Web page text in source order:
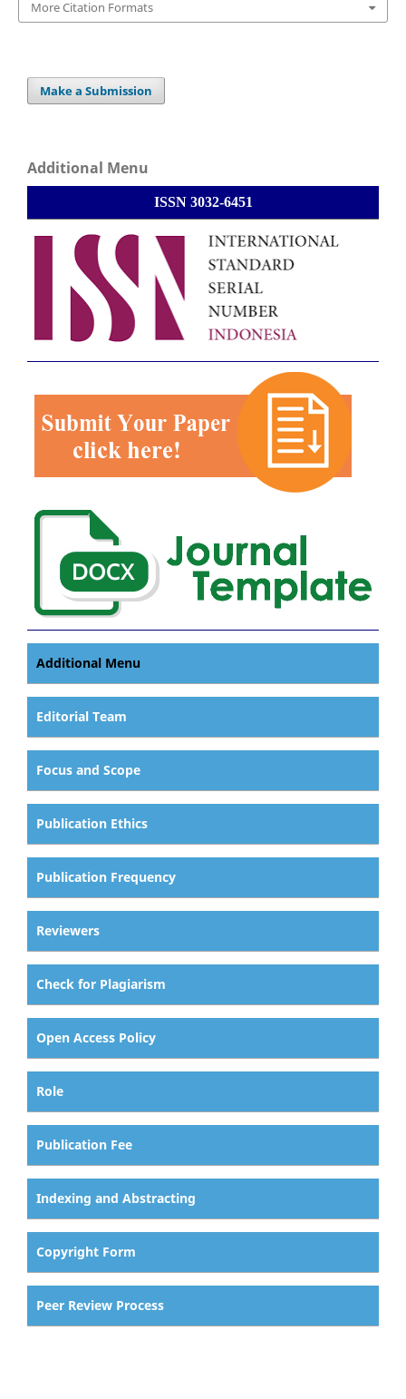
More Citation Formats
Make a Submission
Additional Menu
ISSN 3032-6451
Additional Menu
Editorial Team
Focus and Scope
Publication Ethics
Publication Frequency
Reviewers
Check for Plagiarism
Open Access Policy
Role
Publication Fee
Indexing and Abstracting
Copyright Form
Peer Review Process